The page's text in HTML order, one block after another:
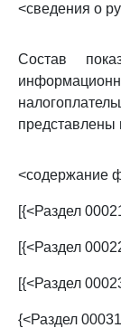
<сведения о
Состав
представлены
<содержание
[{<Раздел
[{<Раздел
[{<Раздел
{<Раздел